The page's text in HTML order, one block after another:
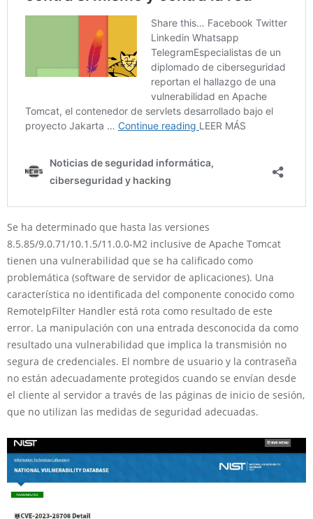
Se ha determinado que hasta las versiones
8.5.85/9.0.71/10.1.5/11.0.0-M2 inclusive de Apache Tomcat
tienen una vulnerabilidad que se ha calificado como
problemática (software de servidor de aplicaciones). Una
característica no identificada del componente conocido como
RemoteIpFilter Handler está rota como resultado de este
error. La manipulación con una entrada desconocida da como
resultado una vulnerabilidad que implica la transmisión no
segura de credenciales. El nombre de usuario y la contraseña
no están adecuadamente protegidos cuando se envían desde
el cliente al servidor a través de las páginas de inicio de sesión,
que no utilizan las medidas de seguridad adecuadas.